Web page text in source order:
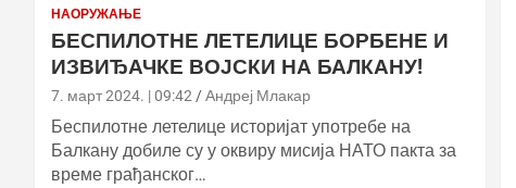
НАОРУЖАЊЕ
БЕСПИЛОТНЕ ЛЕТЕЛИЦЕ БОРБЕНЕ И
ИЗВИЂАЧКЕ ВОЈСКИ НА БАЛКАНУ!
7. март 2024. | 09:42 Андреј Млакар
Беспилотне летелице историјат употребе на
Балкану добиле су у оквиру мисија НАТО пакта за
време грађанског…